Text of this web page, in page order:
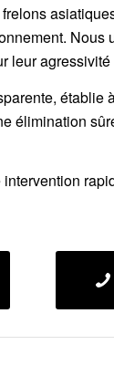
leur
, établie
élimination